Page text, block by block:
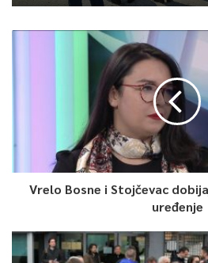
Vrelo Bosne i Stojčevac
uređenje